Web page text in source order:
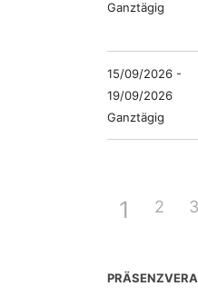
Ganztägig
15/09/2026 -
19/09/2026
Ganztägig
1 2 3